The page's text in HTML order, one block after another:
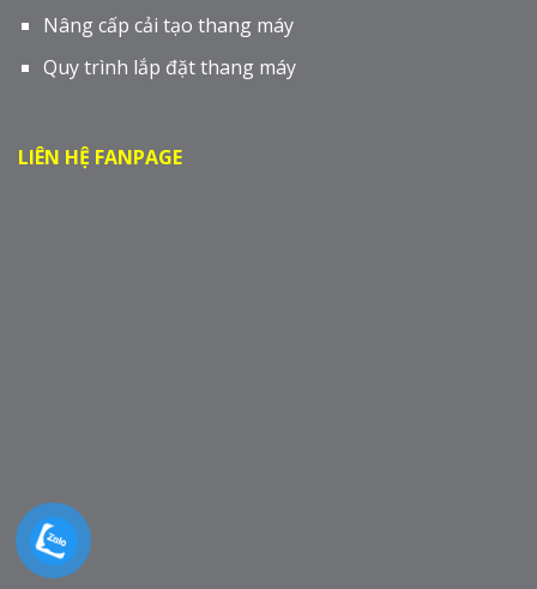
Nâng cấp cải tạo thang máy
Quy trình lắp đặt thang máy
LIÊN HỆ FANPAGE